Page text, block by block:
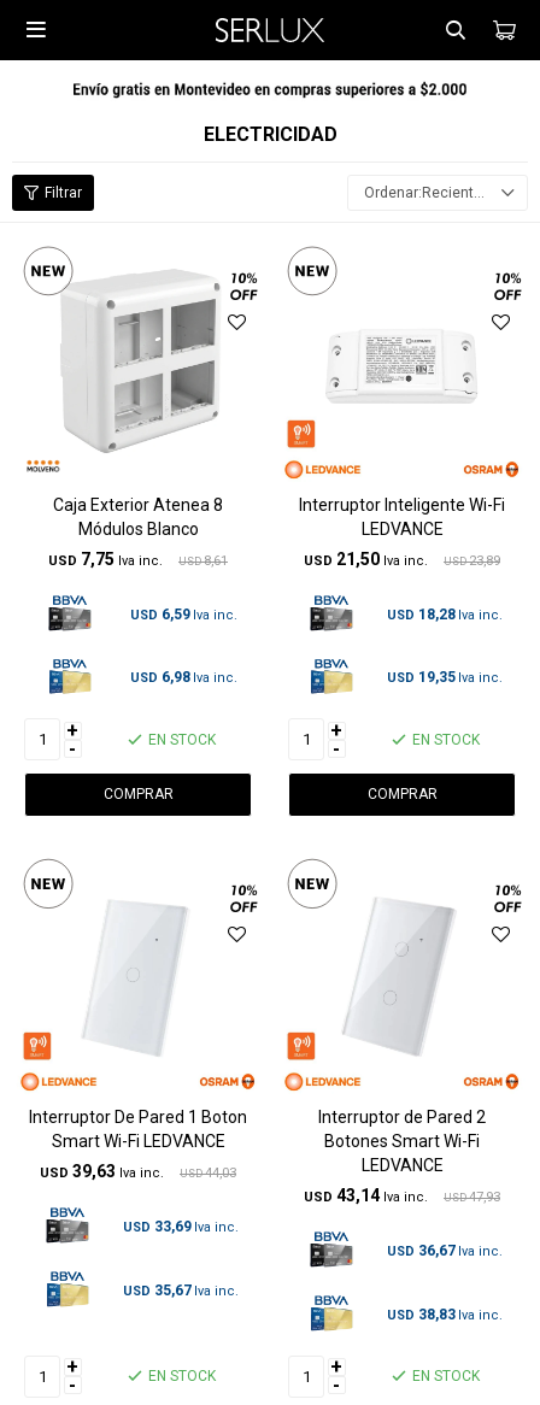

ELECTRICIDAD
Recientes
Caja Exterior Atenea 8
Módulos Blanco
USD 7,75 USD 8,61
USD 6,59
USD 6,98
+
- EN STOCK
Interruptor Inteligente Wi-Fi
LEDVANCE
USD 21,50 USD 23,89
USD 18,28
USD 19,35
+
- EN STOCK
Interruptor De Pared 1 Boton
Smart Wi-Fi LEDVANCE
USD 39,63 USD 44,03
USD 33,69
USD 35,67
+
- EN STOCK
Interruptor de Pared 2
Botones Smart Wi-Fi
LEDVANCE
USD 43,14 USD 47,93
USD 36,67
USD 38,83
+
- EN STOCK